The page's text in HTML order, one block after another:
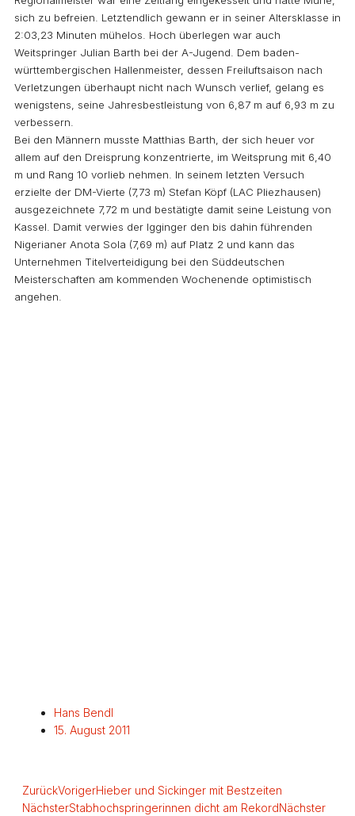
sich zu befreien. Letztendlich gewann er in seiner Altersklasse in
2:03,23 Minuten mühelos. Hoch überlegen war auch
Weitspringer Julian Barth bei der A-Jugend. Dem baden-
württembergischen Hallenmeister, dessen Freiluftsaison nach
Verletzungen überhaupt nicht nach Wunsch verlief, gelang es
wenigstens, seine Jahresbestleistung von 6,87 m auf 6,93 m zu
verbessern.
Bei den Männern musste Matthias Barth, der sich heuer vor
allem auf den Dreisprung konzentrierte, im Weitsprung mit 6,40
m und Rang 10 vorlieb nehmen. In seinem letzten Versuch
erzielte der DM-Vierte (7,73 m) Stefan Köpf (LAC Pliezhausen)
ausgezeichnete 7,72 m und bestätigte damit seine Leistung von
Kassel. Damit verwies der Igginger den bis dahin führenden
Nigerianer Anota Sola (7,69 m) auf Platz 2 und kann das
Unternehmen Titelverteidigung bei den Süddeutschen
Meisterschaften am kommenden Wochenende optimistisch
angehen.
Hans Bendl
15. August 2011
ZurückVorigerHieber und Sickinger mit Bestzeiten
NächsterStabhochspringerinnen dicht am RekordNächster